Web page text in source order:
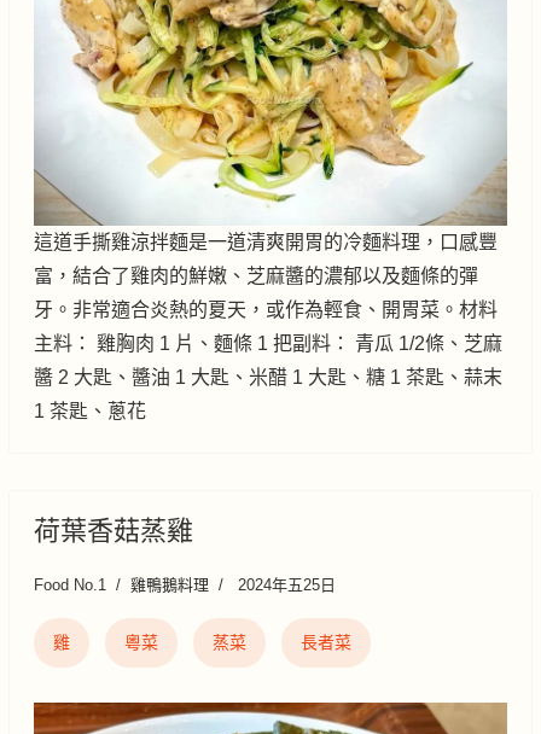
這道手撕雞涼拌麵是一道清爽開胃的冷麵料理，口感豐
富，結合了雞肉的鮮嫩、芝麻醬的濃郁以及麵條的彈
牙。非常適合炎熱的夏天，或作為輕食、開胃菜。材料
主料： 雞胸肉 1 片、麵條 1 把副料： 青瓜 1/2條、芝麻
醬 2 大匙、醬油 1 大匙、米醋 1 大匙、糖 1 茶匙、蒜末
1 茶匙、蔥花
荷葉香菇蒸雞
Food No.1 雞鴨鵝料理 2024年五25日
雞 粵菜 蒸菜 長者菜